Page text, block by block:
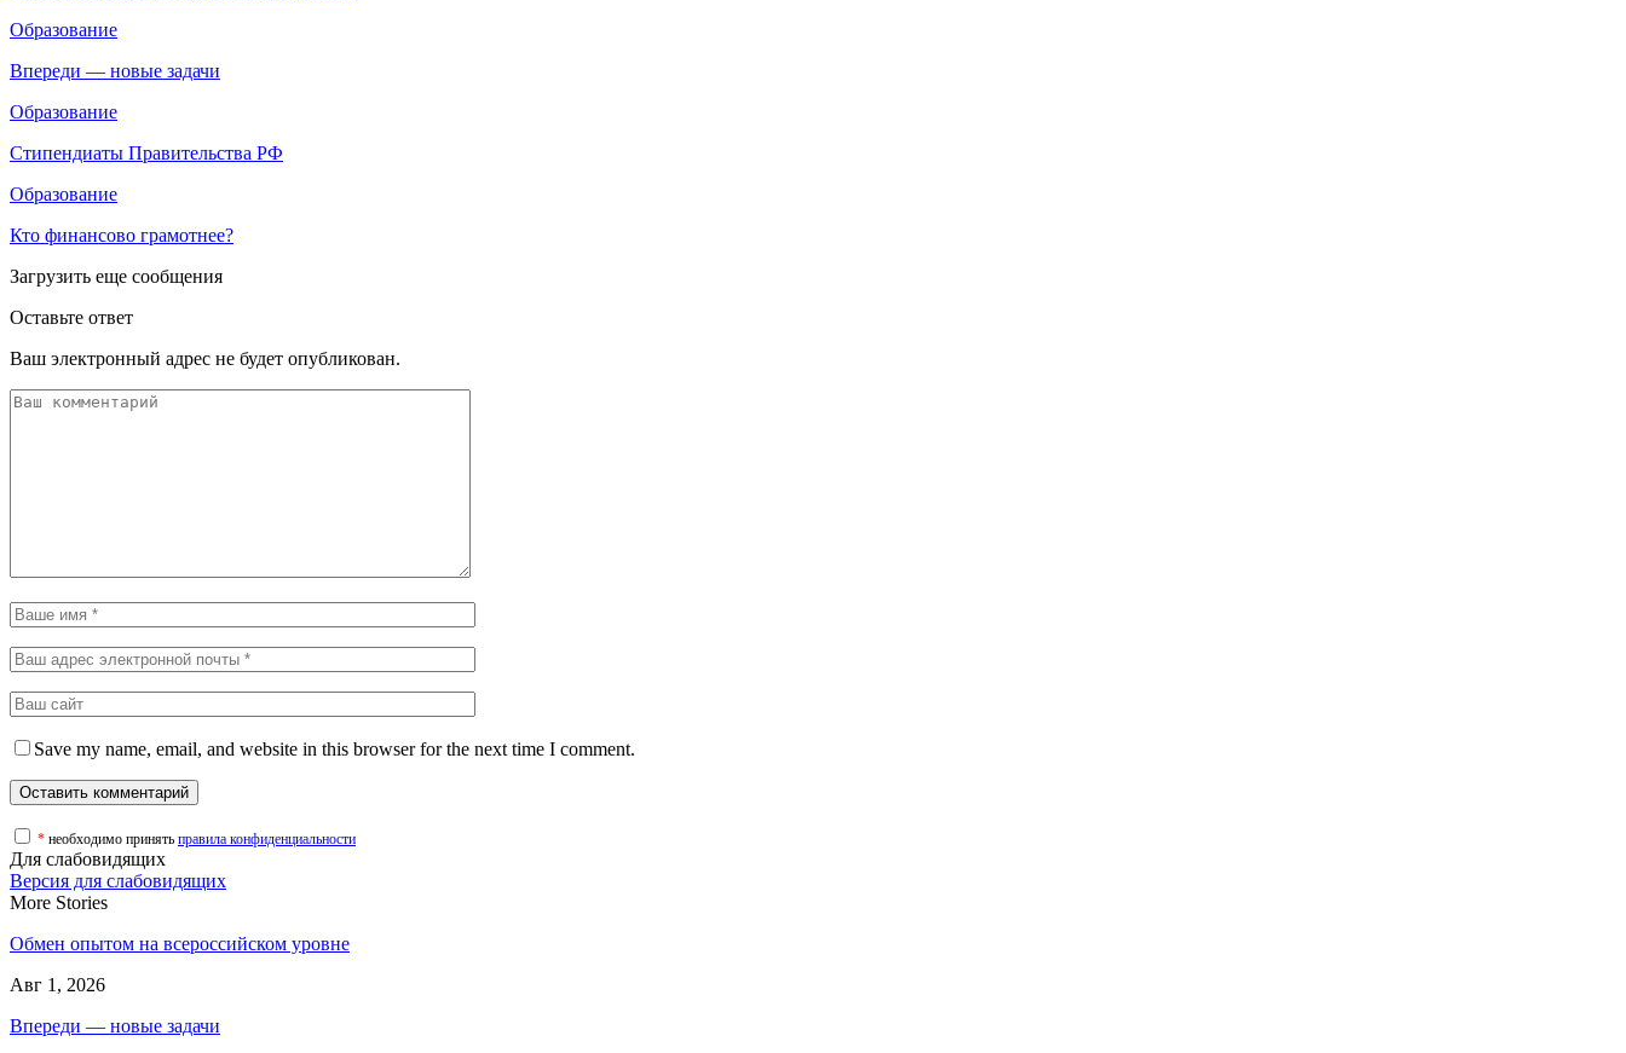
Образование
Впереди — новые задачи
Образование
Стипендиаты Правительства РФ
Образование
Кто финансово грамотнее?
Загрузить еще сообщения
Оставьте ответ
Ваш электронный адрес не будет опубликован.
Save my name, email, and website in this browser for the next time I comment.
* необходимо принять правила конфиденциальности
Для слабовидящих
Версия для слабовидящих
More Stories
Обмен опытом на всероссийском уровне
Авг 1, 2026
Впереди — новые задачи